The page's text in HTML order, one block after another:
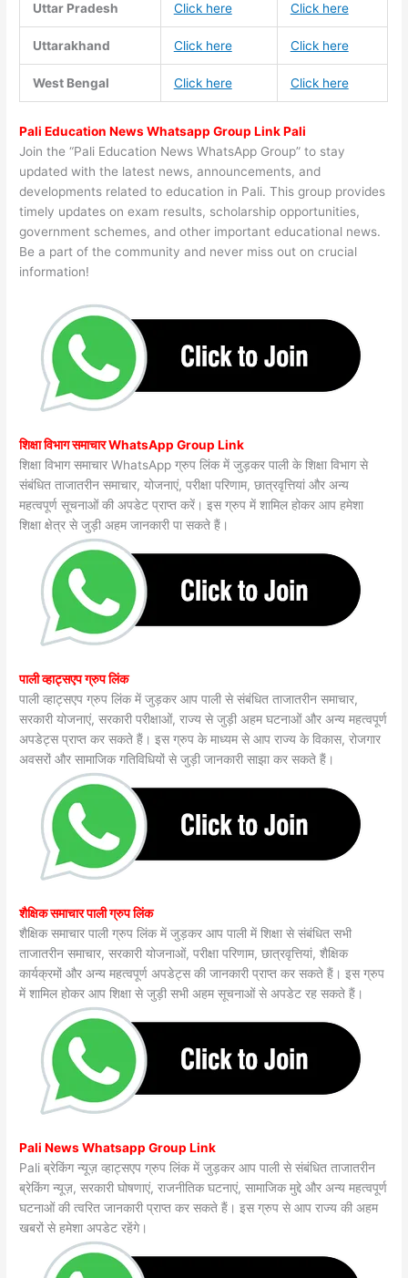
Uttar Pradesh Click here Click here
Uttarakhand Click here Click here
West Bengal Click here Click here
Pali Education News Whatsapp Group Link Pali
Join the “Pali Education News WhatsApp Group” to stay
updated with the latest news, announcements, and
developments related to education in Pali. This group provides
timely updates on exam results, scholarship opportunities,
government schemes, and other important educational news.
Be a part of the community and never miss out on crucial
information!
शिक्षा विभाग समाचार WhatsApp Group Link
शिक्षा विभाग समाचार WhatsApp ग्रुप लिंक में जुड़कर पाली के शिक्षा विभाग से
संबंधित ताजातरीन समाचार, योजनाएं, परीक्षा परिणाम, छात्रवृत्तियां और अन्य
महत्वपूर्ण सूचनाओं की अपडेट प्राप्त करें। इस ग्रुप में शामिल होकर आप हमेशा
शिक्षा क्षेत्र से जुड़ी अहम जानकारी पा सकते हैं।
पाली व्हाट्सएप ग्रुप लिंक
पाली व्हाट्सएप ग्रुप लिंक में जुड़कर आप पाली से संबंधित ताजातरीन समाचार,
सरकारी योजनाएं, सरकारी परीक्षाओं, राज्य से जुड़ी अहम घटनाओं और अन्य महत्वपूर्ण
अपडेट्स प्राप्त कर सकते हैं। इस ग्रुप के माध्यम से आप राज्य के विकास, रोजगार
अवसरों और सामाजिक गतिविधियों से जुड़ी जानकारी साझा कर सकते हैं।
शैक्षिक समाचार पाली ग्रुप लिंक
शैक्षिक समाचार पाली ग्रुप लिंक में जुड़कर आप पाली में शिक्षा से संबंधित सभी
ताजातरीन समाचार, सरकारी योजनाओं, परीक्षा परिणाम, छात्रवृत्तियां, शैक्षिक
कार्यक्रमों और अन्य महत्वपूर्ण अपडेट्स की जानकारी प्राप्त कर सकते हैं। इस ग्रुप
में शामिल होकर आप शिक्षा से जुड़ी सभी अहम सूचनाओं से अपडेट रह सकते हैं।
Pali News Whatsapp Group Link
Pali ब्रेकिंग न्यूज़ व्हाट्सएप ग्रुप लिंक में जुड़कर आप पाली से संबंधित ताजातरीन
ब्रेकिंग न्यूज़, सरकारी घोषणाएं, राजनीतिक घटनाएं, सामाजिक मुद्दे और अन्य महत्वपूर्ण
घटनाओं की त्वरित जानकारी प्राप्त कर सकते हैं। इस ग्रुप से आप राज्य की अहम
खबरों से हमेशा अपडेट रहेंगे।